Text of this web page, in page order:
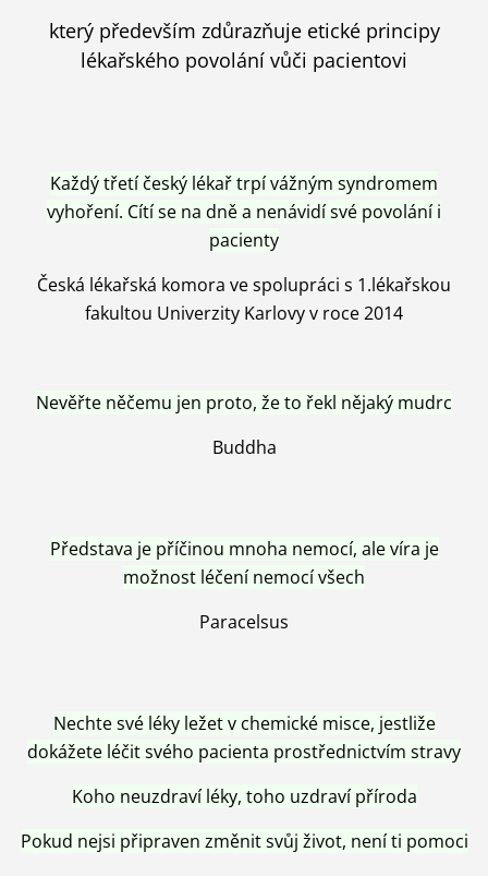
který především zdůrazňuje etické principy
lékařského povolání vůči pacientovi
Každý třetí český lékař trpí vážným syndromem
vyhoření. Cítí se na dně a nenávidí své povolání i
pacienty
Česká lékařská komora ve spolupráci s 1.lékařskou
fakultou Univerzity Karlovy v roce 2014
Nevěřte něčemu jen proto, že to řekl nějaký mudrc
Buddha
Představa je příčinou mnoha nemocí, ale víra je
možnost léčení nemocí všech
Paracelsus
Nechte své léky ležet v chemické misce, jestliže
dokážete léčit svého pacienta prostřednictvím stravy
Koho neuzdraví léky, toho uzdraví příroda
Pokud nejsi připraven změnit svůj život, není ti pomoci